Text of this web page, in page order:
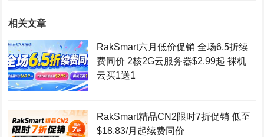
相关文章
RakSmart六月低价促销 全场6.5折续
费同价 2核2G云服务器$2.99起 裸机
云买1送1
RakSmart精品CN2限时7折促销 低至
$18.83/月起续费同价